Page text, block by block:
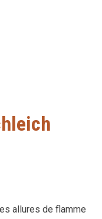
allures de flamme